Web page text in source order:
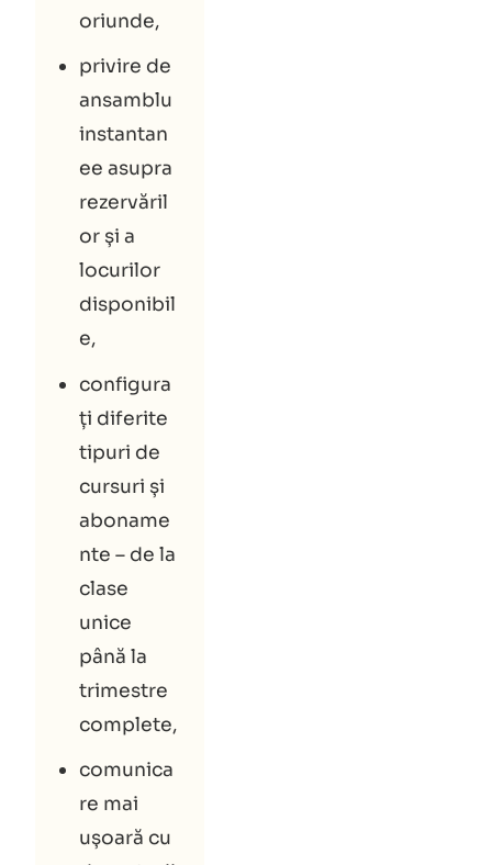
oriunde,
privire de
ansamblu
instantan
ee asupra
rezervăril
or și a
locurilor
disponibil
e,
configura
ți diferite
tipuri de
cursuri și
aboname
nte – de la
clase
unice
până la
trimestre
complete,
comunica
re mai
ușoară cu